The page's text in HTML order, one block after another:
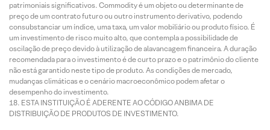
patrimoniais significativos. Commodity é um objeto ou determinante de
preço de um contrato futuro ou outro instrumento derivativo, podendo
consubstanciar um índice, uma taxa, um valor mobiliário ou produto físico. É
um investimento de risco muito alto, que contempla a possibilidade de
oscilação de preço devido à utilização de alavancagem financeira. A duração
recomendada para o investimento é de curto prazo e o patrimônio do cliente
não está garantido neste tipo de produto. As condições de mercado,
mudanças climáticas e o cenário macroeconômico podem afetar o
desempenho do investimento.
ESTA INSTITUIÇÃO É ADERENTE AO CÓDIGO ANBIMA DE
DISTRIBUIÇÃO DE PRODUTOS DE INVESTIMENTO.